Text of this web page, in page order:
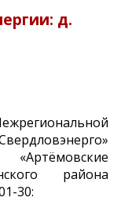
д.
«Артёмовские
района
30: